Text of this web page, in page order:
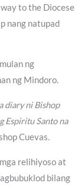
way to the Diocese
nang natupad
ng
ng Mindoro.
diary ni Bishop
Espiritu Santo na
Cuevas.
relihiyoso at
bilang